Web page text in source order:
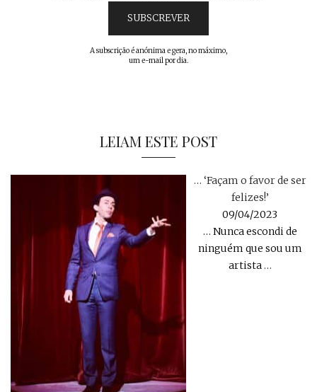
A subscrição é anónima e gera, no máximo,
um e-mail por dia.
LEIAM ESTE POST
… ‘Façam o favor de ser
felizes!’
09/04/2023
… Nunca escondi de
ninguém que sou um
artista…